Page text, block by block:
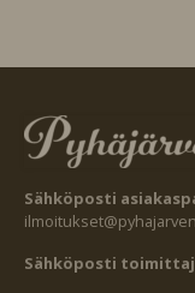
Sähköposti
Sähköposti